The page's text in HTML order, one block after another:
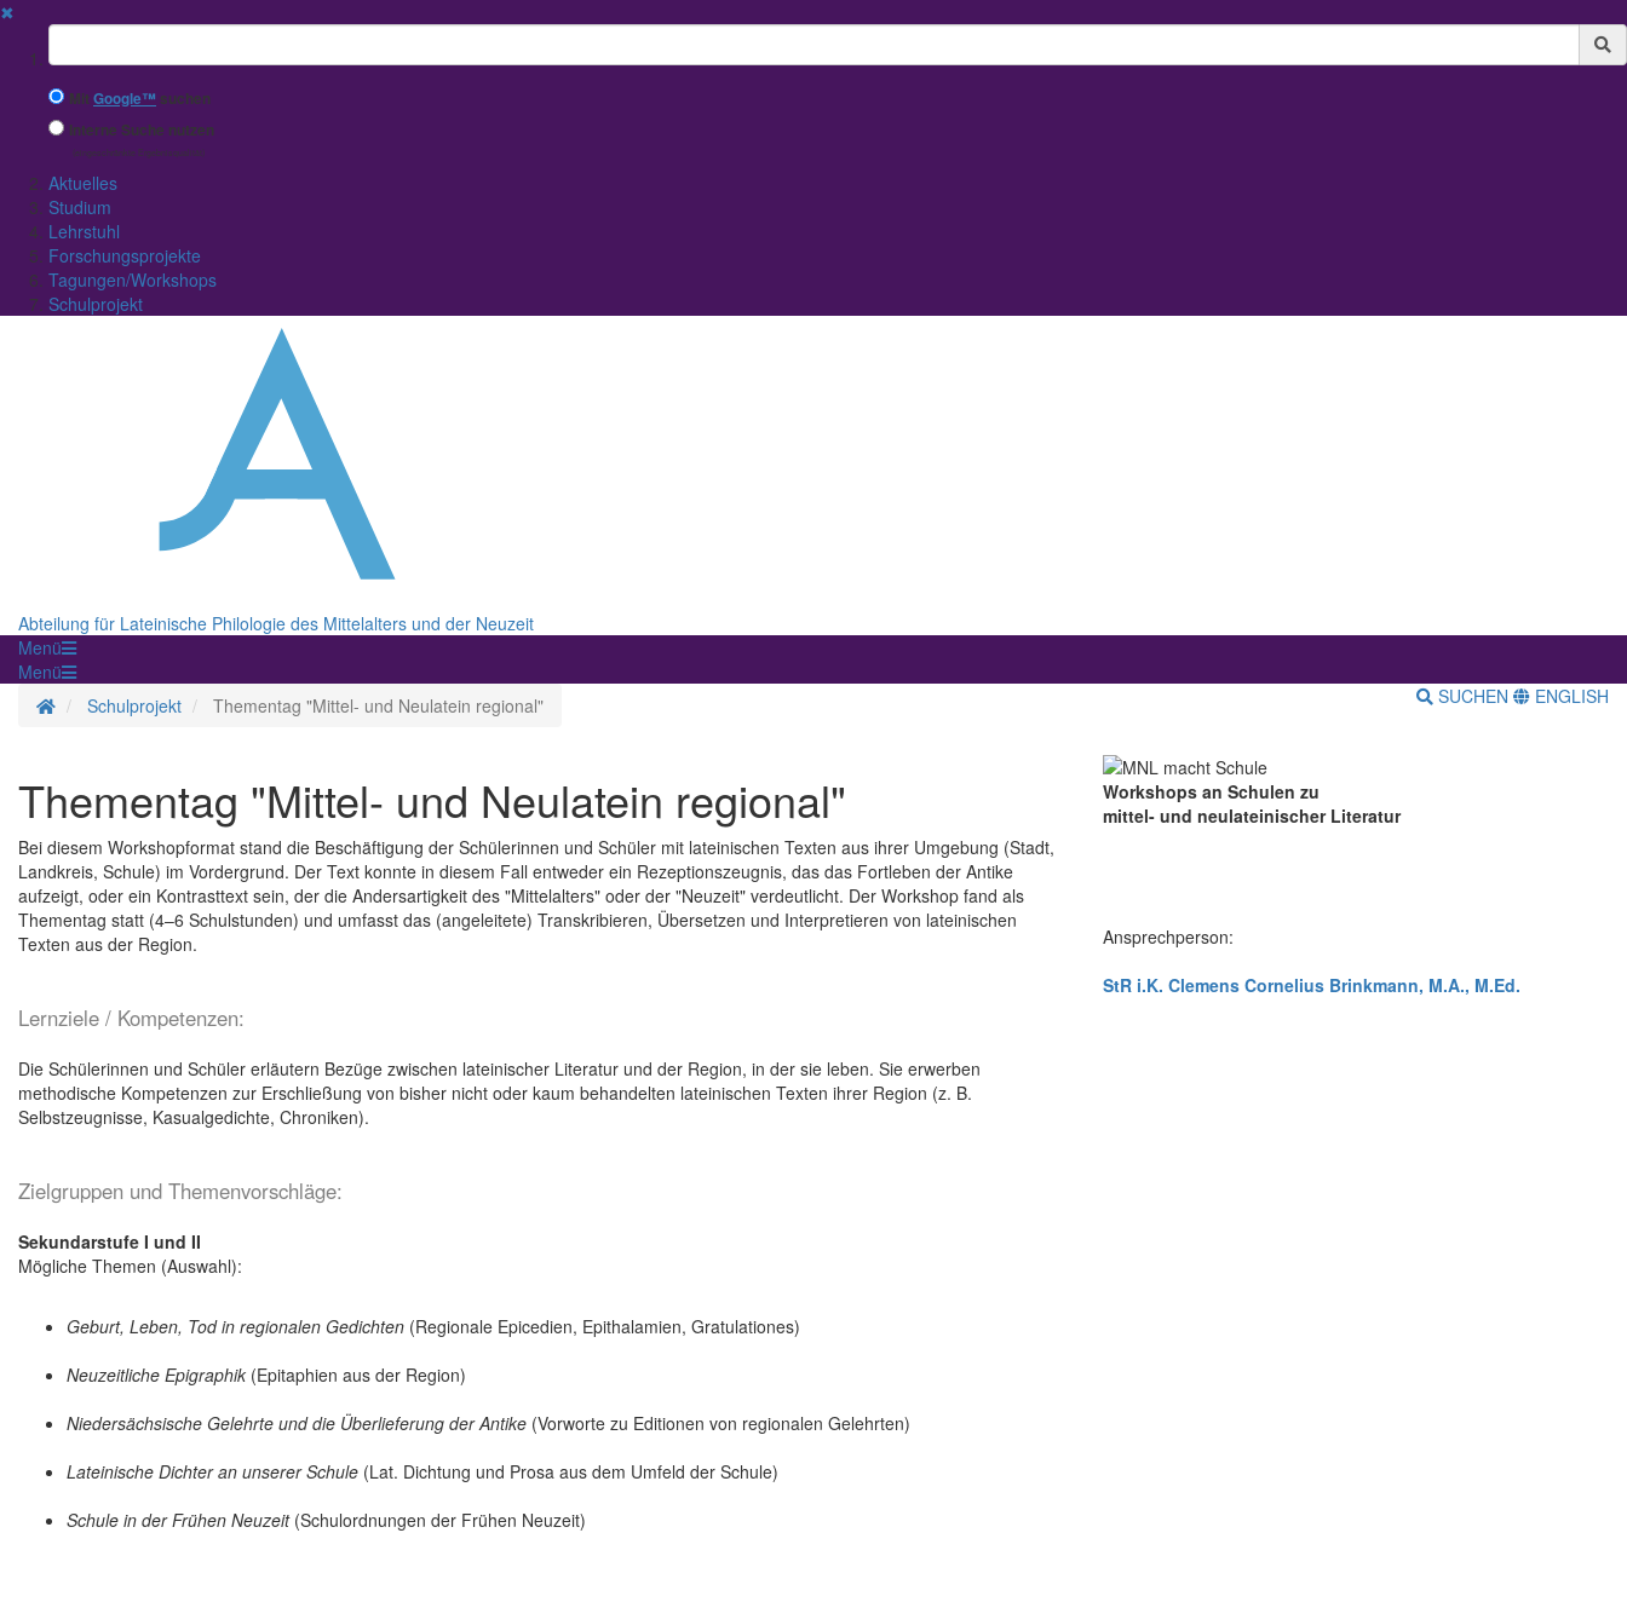
✖
Suchbegriff
MitGoogle™ suchen
Interne Suche nutzen
(eingeschränkte Ergebnisqualität)
Aktuelles
Studium
Lehrstuhl
Forschungsprojekte
Tagungen/Workshops
Schulprojekt
Abteilung für Lateinische Philologie des Mittelalters und der Neuzeit
Menü
Menü
StartseiteSchulprojekt Thementag "Mittel- und Neulatein regional" SUCHEN ENGLISH
Thementag "Mittel- und Neulatein regional"
Bei diesem Workshopformat stand die Beschäftigung der Schülerinnen und Schüler mit lateinischen Texten aus ihrer Umgebung (Stadt,
Landkreis, Schule) im Vordergrund. Der Text konnte in diesem Fall entweder ein Rezeptionszeugnis, das das Fortleben der Antike
aufzeigt, oder ein Kontrasttext sein, der die Andersartigkeit des "Mittelalters" oder der "Neuzeit" verdeutlicht. Der Workshop fand als
Thementag statt (4–6 Schulstunden) und umfasst das (angeleitete) Transkribieren, Übersetzen und Interpretieren von lateinischen
Texten aus der Region.
Lernziele / Kompetenzen:
Die Schülerinnen und Schüler erläutern Bezüge zwischen lateinischer Literatur und der Region, in der sie leben. Sie erwerben
methodische Kompetenzen zur Erschließung von bisher nicht oder kaum behandelten lateinischen Texten ihrer Region (z. B.
Selbstzeugnisse, Kasualgedichte, Chroniken).
Zielgruppen und Themenvorschläge:
Sekundarstufe I und II
Mögliche Themen (Auswahl):
Geburt, Leben, Tod in regionalen Gedichten (Regionale Epicedien, Epithalamien, Gratulationes)
Neuzeitliche Epigraphik (Epitaphien aus der Region)
Niedersächsische Gelehrte und die Überlieferung der Antike (Vorworte zu Editionen von regionalen Gelehrten)
Lateinische Dichter an unserer Schule (Lat. Dichtung und Prosa aus dem Umfeld der Schule)
Schule in der Frühen Neuzeit(Schulordnungen der Frühen Neuzeit)
Workshops an Schulen zu
mittel- und neulateinischer Literatur
Ansprechperson:
StR i.K. Clemens Cornelius Brinkmann, M.A., M.Ed.